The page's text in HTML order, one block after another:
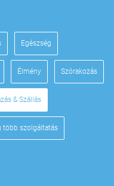
Egészség
Élmény Szórakozás
& Szállás
több szolgáltatás